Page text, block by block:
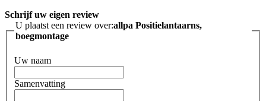
Schrijf uw eigen review
U plaatst een review over:allpa Positielantaarns,
boegmontage
Uw naam
Samenvatting